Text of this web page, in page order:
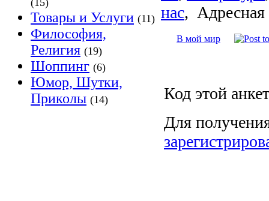
(15)
Товары и Услуги (11)
Философия,
Религия (19)
Шоппинг (6)
Юмор, Шутки,
Приколы (14)
нас,
В мой мир
Код этой
Для